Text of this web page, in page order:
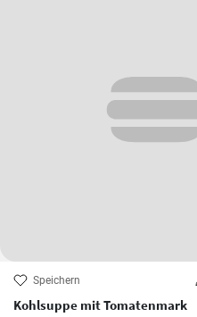
Speichern
Kohlsuppe mit Tomatenmark